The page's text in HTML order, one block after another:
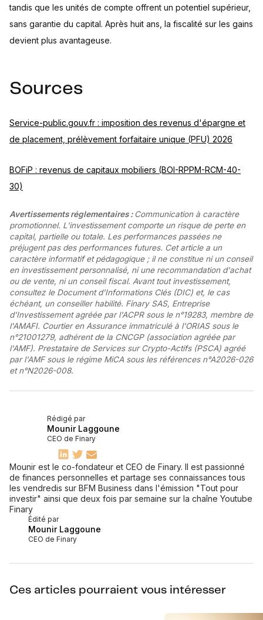
tandis que les unités de compte offrent un potentiel supérieur,
sans garantie du capital. Après huit ans, la fiscalité sur les gains
devient plus avantageuse.
Sources
Service-public.gouv.fr : imposition des revenus d'épargne et
de placement, prélèvement forfaitaire unique (PFU) 2026
BOFiP : revenus de capitaux mobiliers (BOI-RPPM-RCM-40-
30)
Avertissements réglementaires : Communication à caractère
promotionnel. L'investissement comporte un risque de perte en
capital, partielle ou totale. Les performances passées ne
préjugent pas des performances futures. Cet article a un
caractère informatif et pédagogique ; il ne constitue ni un conseil
en investissement personnalisé, ni une recommandation d'achat
ou de vente, ni un conseil fiscal. Avant tout investissement,
consultez le Document d'Informations Clés (DIC) et, le cas
échéant, un conseiller habilité. Finary SAS, Entreprise
d'Investissement agréée par l'ACPR sous le n°19283, membre de
l'AMAFI. Courtier en Assurance immatriculé à l'ORIAS sous le
n°21001279, adhérent de la CNCGP (association agréée par
l'AMF). Prestataire de Services sur Crypto-Actifs (PSCA) agréé
par l'AMF sous le régime MiCA sous les références n°A2026-026
et n°N2026-008.
Édité par
Mounir Laggoune
CEO de Finary
Rédigé par
Mounir Laggoune
CEO de Finary
Mounir est le co-fondateur et CEO de Finary. Il est passionné
de finances personnelles et partage ses connaissances tous
les vendredis sur BFM Business dans l'émission "Tout pour
investir" ainsi que deux fois par semaine sur la chaîne Youtube
Finary
Ces articles pourraient vous intéresser